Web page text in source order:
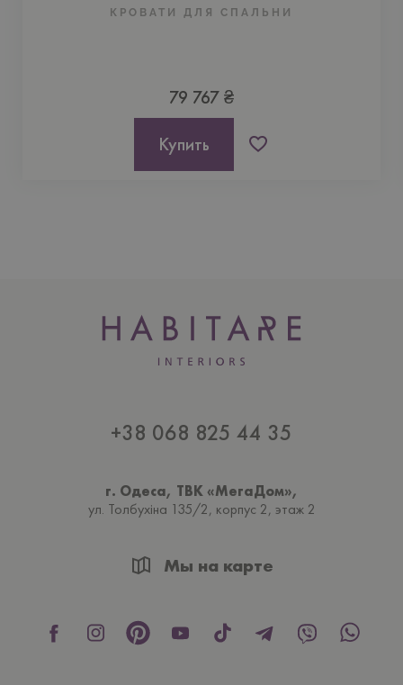
КРОВАТИ ДЛЯ СПАЛЬНИ
79 767 ₴
Купить
+38 068 825 44 35
г. Одеса, ТВК «МегаДом»,
ул. Толбухiна 135/2, корпус 2, этаж 2
Мы на карте